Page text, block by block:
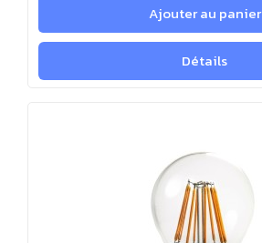
Ajouter au panier
Détails